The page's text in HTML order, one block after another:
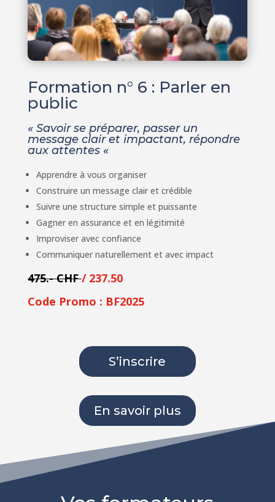
Formation n° 6 : Parler en
public
« Savoir se préparer, passer un
message clair et impactant, répondre
aux attentes «
Apprendre à vous organiser
Construire un message clair et crédible
Suivre une structure simple et puissante
Gagner en assurance et en légitimité
Improviser avec confiance
Communiquer naturellement et avec impact
475.- CHF/ 237.50
Code Promo : BF2025
S’inscrire
En savoir plus